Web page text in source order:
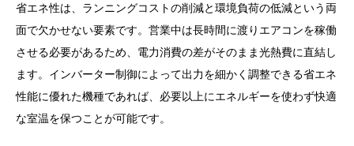
省エネ性は、ランニングコストの削減と環境負荷の低減という両
面で欠かせない要素です。営業中は長時間に渡りエアコンを稼働
させる必要があるため、電力消費の差がそのまま光熱費に直結し
ます。インバーター制御によって出力を細かく調整できる省エネ
性能に優れた機種であれば、必要以上にエネルギーを使わず快適
な室温を保つことが可能です。